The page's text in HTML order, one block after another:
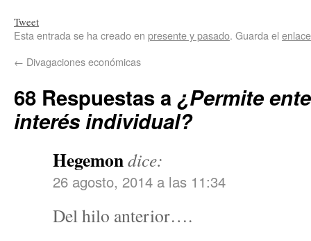
Tweet
Esta entrada se ha creado en presente y pasado. Guarda el
← Divagaciones económicas
68 Respuestas a¿Permite
interés individual?
Hegemondice:
26 agosto, 2014 a las 11:34
Del hilo anterior….